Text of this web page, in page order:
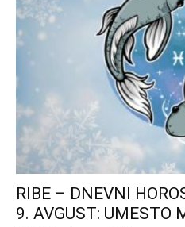
RIBE – DNEVNI
9. AVGUST: UMESTO